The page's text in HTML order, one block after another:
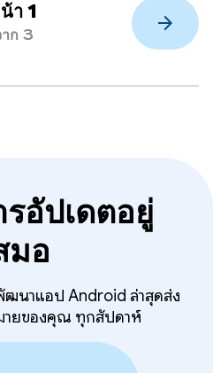
า 1
าก 3 arrow_forward
อัปเดตอยู่
มอ
ฒนาแอป Android ล่าสุดส่ง
ายของคุณ ทุกสัปดาห์